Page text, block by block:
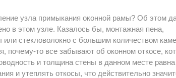
узла примыкания оконной рамы? Об этом
в этом узле. Казалось бы, монтажная пена,
стекловолокно с большим количеством
почему-то все забывают об оконном откосе,
и толщина стены в данном месте
и утеплять откосы, что действительно